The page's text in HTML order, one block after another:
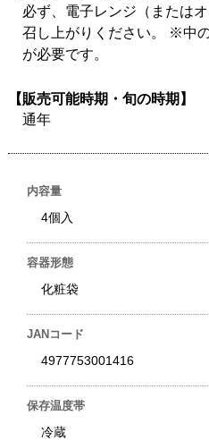
必ず、電子レンジ（または
召し上がりください。 ※中
が必要です。
【販売可能時期・旬の時期】
通年
内容量
4個入
容器形態
化粧袋
JANコード
4977753001416
保存温度帯
冷蔵